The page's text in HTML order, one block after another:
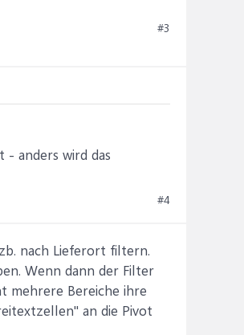
#3
- anders wird das
#4
nach Lieferort filtern.
Wenn dann der Filter
mehrere Bereiche ihre
an die Pivot